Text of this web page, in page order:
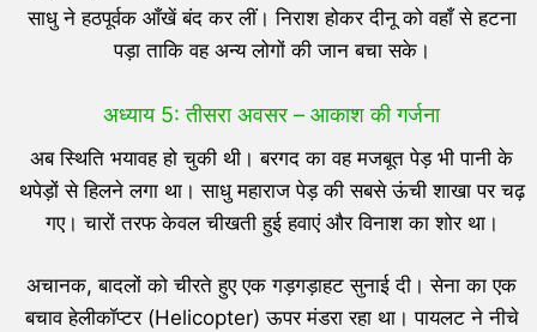
साधु ने हठपूर्वक आँखें बंद कर लीं। निराश होकर दीनू को वहाँ से हटना
पड़ा ताकि वह अन्य लोगों की जान बचा सके।
अध्याय 5: तीसरा अवसर – आकाश की गर्जना
अब स्थिति भयावह हो चुकी थी। बरगद का वह मजबूत पेड़ भी पानी के
थपेड़ों से हिलने लगा था। साधु महाराज पेड़ की सबसे ऊंची शाखा पर चढ़
गए। चारों तरफ केवल चीखती हुई हवाएं और विनाश का शोर था।
अचानक, बादलों को चीरते हुए एक गड़गड़ाहट सुनाई दी। सेना का एक
बचाव हेलीकॉप्टर (Helicopter) ऊपर मंडरा रहा था। पायलट ने नीचे